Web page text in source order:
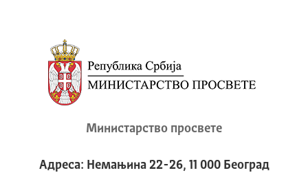
Министарство просвете
Адреса: Немањина 22-26, 11 000 Београд